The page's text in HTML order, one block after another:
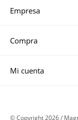
Empresa
Compra
Mi cuenta
© Copyright 2026 /